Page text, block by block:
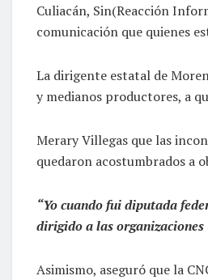
Culiacán, Sin(Reacción
comunicación que quienes
La dirigente estatal de
y medianos productores, a
Merary Villegas que las
quedaron acostumbrados a
“Yo cuando fui diputada
dirigido a las
Asimismo, aseguró que la